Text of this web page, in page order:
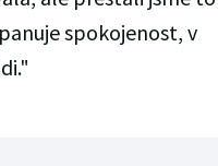
spokojenost, v